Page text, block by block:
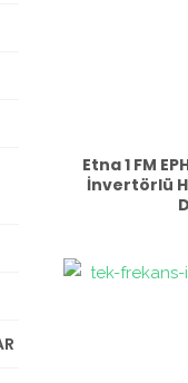
Etna 1 FM
İnvertörlü